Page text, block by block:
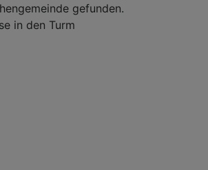
gefunden.
in den Turm